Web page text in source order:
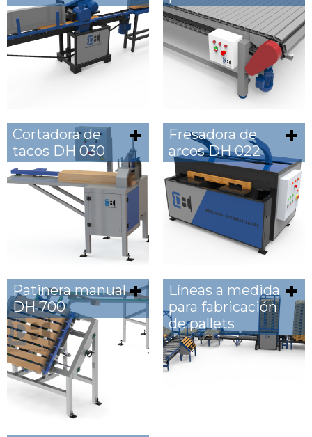
Cortadora de
tacos DH 030
Fresadora de
arcos DH 022
Patinera manual
DH 700
Líneas a medida
para fabricación
de pallets